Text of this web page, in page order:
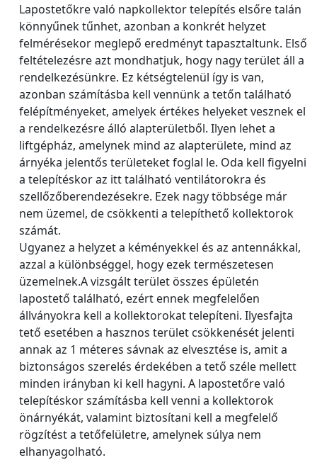
Lapostetőkre való napkollektor telepítés elsőre talán
könnyűnek tűnhet, azonban a konkrét helyzet
felmérésekor meglepő eredményt tapasztaltunk. Első
feltételezésre azt mondhatjuk, hogy nagy terület áll a
rendelkezésünkre. Ez kétségtelenül így is van,
azonban számításba kell vennünk a tetőn található
felépítményeket, amelyek értékes helyeket vesznek el
a rendelkezésre álló alapterületből. Ilyen lehet a
liftgépház, amelynek mind az alapterülete, mind az
árnyéka jelentős területeket foglal le. Oda kell figyelni
a telepítéskor az itt található ventilátorokra és
szellőzőberendezésekre. Ezek nagy többsége már
nem üzemel, de csökkenti a telepíthető kollektorok
számát.
Ugyanez a helyzet a kéményekkel és az antennákkal,
azzal a különbséggel, hogy ezek természetesen
üzemelnek.A vizsgált terület összes épületén
lapostető található, ezért ennek megfelelően
állványokra kell a kollektorokat telepíteni. Ilyesfajta
tető esetében a hasznos terület csökkenését jelenti
annak az 1 méteres sávnak az elvesztése is, amit a
biztonságos szerelés érdekében a tető széle mellett
minden irányban ki kell hagyni. A lapostetőre való
telepítéskor számításba kell venni a kollektorok
önárnyékát, valamint biztosítani kell a megfelelő
rögzítést a tetőfelületre, amelynek súlya nem
elhanyagolható.